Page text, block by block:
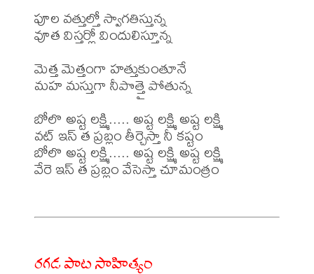
పూల వత్తుల్తో స్వాగతిస్తున్న
వూత విస్తర్లో విందులిస్తూన్న
మెత్త మెత్తంగా హత్తుకుంతూనే
మహ మస్తుగా నీపొత్తై పోతున్న
బోలొ అష్ట లక్ష్మి..... అష్ట లక్ష్మి అష్ట లక్ష్మి
వట్ ఇస్ త ప్రబ్లం తీర్చెస్తా నీ కష్టం
బోలొ అష్ట లక్ష్మి..... అష్ట లక్ష్మి అష్ట లక్ష్మి
వేరె ఇస్ త ప్రబ్లం వేసెస్తా చూమంత్రం
రగడ పాట సాహిత్యం